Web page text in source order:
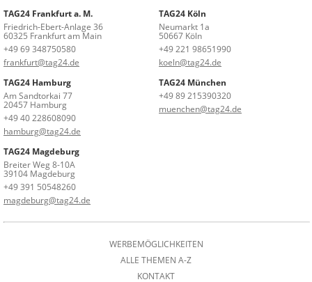
TAG24 Frankfurt a. M.
Friedrich-Ebert-Anlage 36
60325 Frankfurt am Main
+49 69 348750580
frankfurt@tag24.de
TAG24 Köln
Neumarkt 1a
50667 Köln
+49 221 98651990
koeln@tag24.de
TAG24 Hamburg
Am Sandtorkai 77
20457 Hamburg
+49 40 228608090
hamburg@tag24.de
TAG24 München
+49 89 215390320
muenchen@tag24.de
TAG24 Magdeburg
Breiter Weg 8-10A
39104 Magdeburg
+49 391 50548260
magdeburg@tag24.de
WERBEMÖGLICHKEITEN
ALLE THEMEN A-Z
KONTAKT